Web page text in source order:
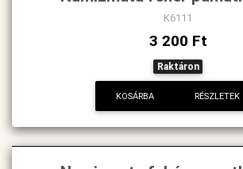
K6111
3 200 Ft
Raktáron
KOSÁRBA RÉSZLETEK